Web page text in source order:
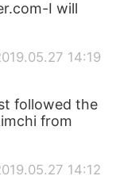
I will
14:19
followed the
from
14:12